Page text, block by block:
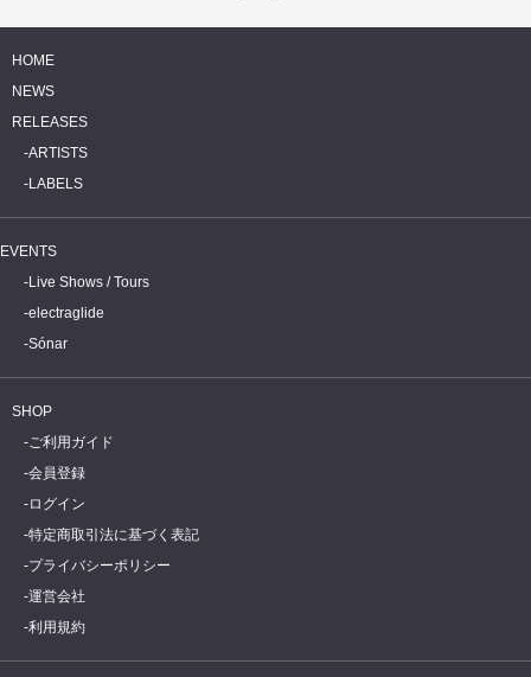
HOME
NEWS
RELEASES
ARTISTS
LABELS
EVENTS
Live Shows / Tours
electraglide
Sónar
SHOP
ご利用ガイド
会員登録
ログイン
特定商取引法に基づく表記
プライバシーポリシー
運営会社
利用規約